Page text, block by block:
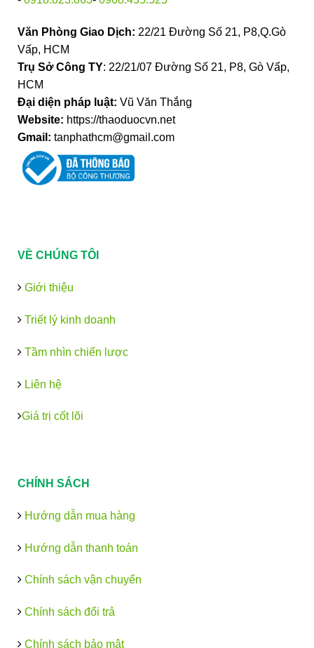
Văn Phòng Giao Dịch: 22/21 Đường Số 21, P8,Q.Gò
Vấp, HCM
Trụ Sở Công TY: 22/21/07 Đường Số 21, P8, Gò Vấp,
HCM
Đại diện pháp luật: Vũ Văn Thắng
Website: https://thaoduocvn.net
Gmail: tanphathcm@gmail.com
VỀ CHÚNG TÔI
Giới thiệu
Triết lý kinh doanh
Tầm nhìn chiến lược
Liên hệ
Giá trị cốt lõi
CHÍNH SÁCH
Hướng dẫn mua hàng
Hướng dẫn thanh toán
Chính sách vận chuyển
Chính sách đổi trả
Chính sách bảo mật